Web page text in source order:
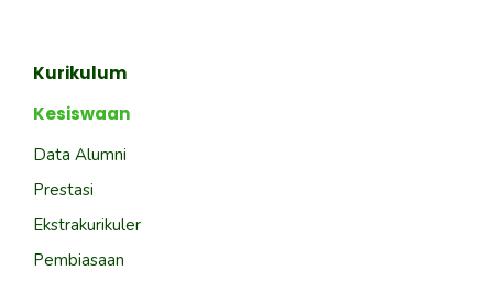
Kurikulum
Kesiswaan
Data Alumni
Prestasi
Ekstrakurikuler
Pembiasaan